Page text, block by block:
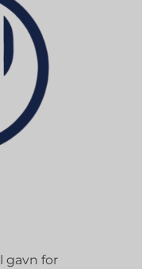
gavn for